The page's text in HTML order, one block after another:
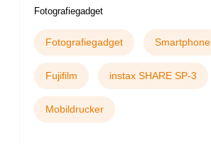
Fotografiegadget
Fotografiegadget Smartphone
Fujifilm instax SHARE SP-3
Mobildrucker